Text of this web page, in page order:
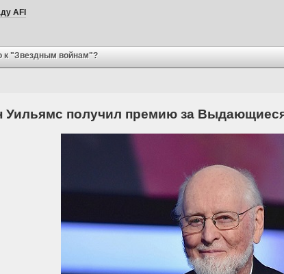
AFI
к "Звездным войнам"?
Уильямс получил премию за Выдающиеся